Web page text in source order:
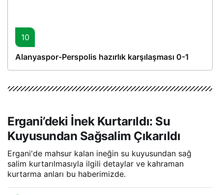
10
Alanyaspor-Perspolis hazırlık karşılaşması 0-1
Ergani’deki İnek Kurtarıldı: Su
Kuyusundan Sağsalim Çıkarıldı
Ergani'de mahsur kalan ineğin su kuyusundan sağ
salim kurtarılmasıyla ilgili detaylar ve kahraman
kurtarma anları bu haberimizde.